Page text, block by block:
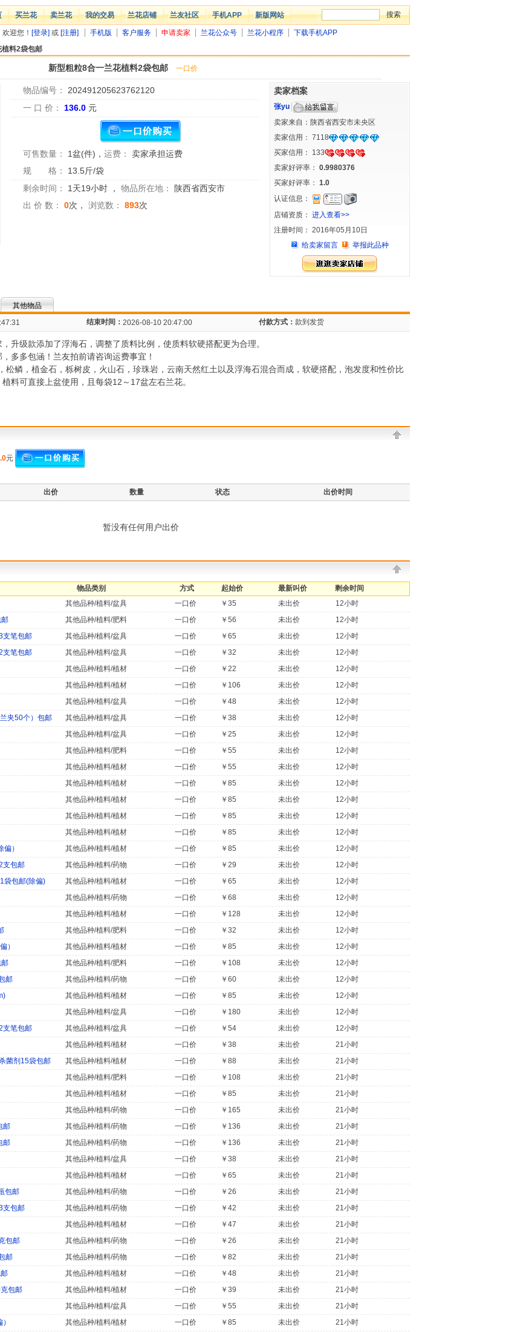
买兰花 卖兰花 我的交易 兰花店铺 兰友社区 手机APP 新版网站
迎您！ [登录] 或 [注册] 手机版 客户服务 申请卖家 兰花公众号 兰花小程序
下载手机APP
料2袋包邮
新型粗粒8合一兰花植料2袋包邮 一口价
物品编号：
202491205623762120
一 口 价：
136.0 元
可售数量： 1盆(件) ， 运费：
卖家承担运费
规 格：
13.5斤/袋
剩余时间：
1天19小时 ， 物品所在地：
陕西省西安市
出 价 数：
0次， 浏览数： 893次
卖家档案
张yu
卖家来自：陕西省西安市未央区
卖家信用： 7118
买家信用： 133
卖家好评率： 0.9980376
买家好评率： 1.0
认证信息：
店铺资质： 进入查看>>
注册时间： 2016年05月10日
给卖家留言
举报此品种
其他物品
结束时间： 2026-08-10 20:47:00 付款方式： 款到发货
升级款添加了浮海石，调整了质料比例，使质料软硬搭配更为合理。
多多包涵！兰友拍前请咨询运费事宜！
鳞，植金石，栎树皮，火山石，珍珠岩，云南天然红土以及浮海石混合而成，软硬搭配，泡发度和性价比
料可直接上盆使用，且每袋12～17盆左右兰花。
元
出价 数量 状态 出价时间
暂没有任何用户出价
物品类别 方式 起始价 最新叫价
剩余时间
其他品种/植料/盆具 一口价 ￥35 未出价
12小时
其他品种/植料/肥料 一口价 ￥56 未出价
12小时
支笔包邮 其他品种/植料/盆具 一口价 ￥65 未出价
12小时
支笔包邮 其他品种/植料/盆具 一口价 ￥32 未出价
12小时
其他品种/植料/植材 一口价 ￥22 未出价
12小时
其他品种/植料/植材 一口价 ￥106 未出价
12小时
其他品种/植料/盆具 一口价 ￥48 未出价
12小时
夹50个）包邮 其他品种/植料/盆具 一口价 ￥38 未出价
12小时
其他品种/植料/盆具 一口价 ￥25 未出价
12小时
其他品种/植料/肥料 一口价 ￥55 未出价
12小时
其他品种/植料/植材 一口价 ￥55 未出价
12小时
其他品种/植料/植材 一口价 ￥85 未出价
12小时
其他品种/植料/植材 一口价 ￥85 未出价
12小时
其他品种/植料/植材 一口价 ￥85 未出价
12小时
其他品种/植料/植材 一口价 ￥85 未出价
12小时
） 其他品种/植料/植材 一口价 ￥85 未出价
12小时
支包邮 其他品种/植料/药物 一口价 ￥29 未出价
12小时
袋包邮(除偏) 其他品种/植料/植材 一口价 ￥65 未出价
12小时
其他品种/植料/药物 一口价 ￥68 未出价
12小时
其他品种/植料/植材 一口价 ￥128 未出价
12小时
其他品种/植料/肥料 一口价 ￥32 未出价
12小时
） 其他品种/植料/植材 一口价 ￥85 未出价
12小时
其他品种/植料/肥料 一口价 ￥108 未出价
12小时
邮 其他品种/植料/药物 一口价 ￥60 未出价
12小时
其他品种/植料/植材 一口价 ￥85 未出价
12小时
其他品种/植料/盆具 一口价 ￥180 未出价
12小时
支笔包邮 其他品种/植料/盆具 一口价 ￥54 未出价
12小时
其他品种/植料/植材 一口价 ￥38 未出价
21小时
菌剂15袋包邮 其他品种/植料/植材 一口价 ￥88 未出价
21小时
其他品种/植料/肥料 一口价 ￥108 未出价
21小时
其他品种/植料/植材 一口价 ￥85 未出价
21小时
其他品种/植料/药物 一口价 ￥165 未出价
21小时
邮 其他品种/植料/药物 一口价 ￥136 未出价
21小时
邮 其他品种/植料/药物 一口价 ￥136 未出价
21小时
其他品种/植料/盆具 一口价 ￥38 未出价
21小时
其他品种/植料/植材 一口价 ￥65 未出价
21小时
包邮 其他品种/植料/药物 一口价 ￥26 未出价
21小时
支包邮 其他品种/植料/药物 一口价 ￥42 未出价
21小时
其他品种/植料/植材 一口价 ￥47 未出价
21小时
包邮 其他品种/植料/药物 一口价 ￥26 未出价
21小时
邮 其他品种/植料/药物 一口价 ￥82 未出价
21小时
其他品种/植料/植材 一口价 ￥48 未出价
21小时
包邮 其他品种/植料/植材 一口价 ￥39 未出价
21小时
其他品种/植料/盆具 一口价 ￥55 未出价
21小时
其他品种/植料/植材 一口价 ￥85 未出价
21小时